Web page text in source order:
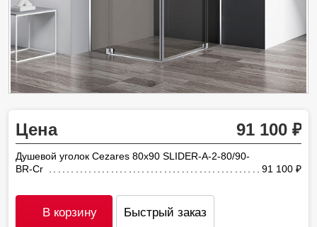
Цена 91 100
Душевой уголок Cezares 80х90 SLIDER-A-2-80/90-
BR-Cr
91 100
В корзину Быстрый заказ